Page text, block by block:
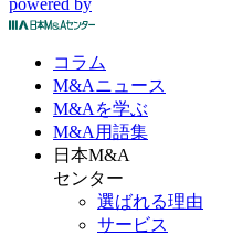
コラム
M&Aニュース
M&Aを学ぶ
M&A 用語集
日本M&A
センター
選ばれる理由
サービス